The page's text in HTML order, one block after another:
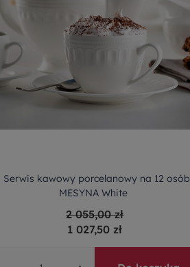
Serwis kawowy porcelanowy na 12 osób
MESYNA White
2 055,00 zł
1 027,50 zł